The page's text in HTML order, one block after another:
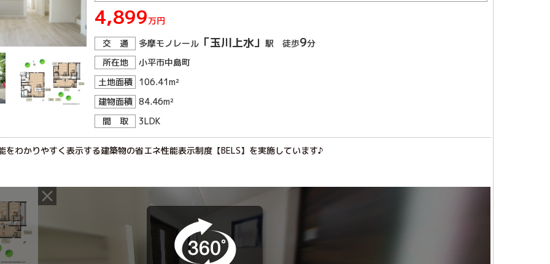
4,899万円
交 通
多摩モノレール 「玉川上水」 駅 徒歩9分
所在地
小平市中島町
土地面積
106.41m²
建物面積 84.46m²
間 取
3LDK
をわかりやすく表示する建築物の省エネ性能表示制度【BELS】を実施しています♪